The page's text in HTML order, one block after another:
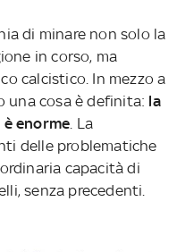
di minare non solo la
in corso, ma
calcistico. In mezzo a
una cosa è definita: la
enorme . La
delle problematiche
capacità di
senza precedenti.